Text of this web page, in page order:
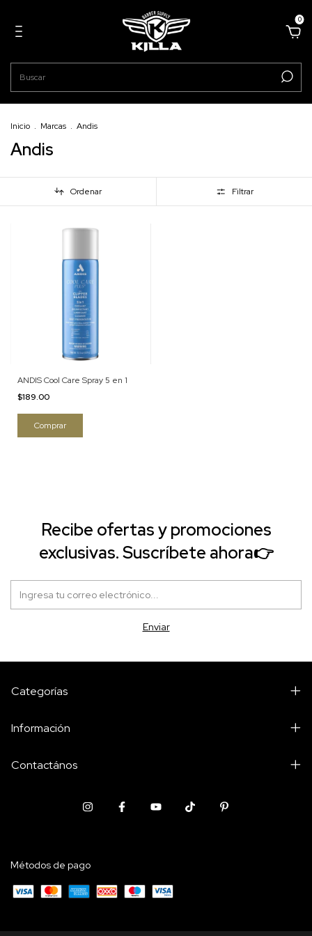
0
Inicio . Marcas . Andis
Andis
Ordenar Filtrar
ANDIS Cool Care Spray 5 en 1
$189.00
Recibe ofertas y promociones
exclusivas. Suscríbete ahora👉
Categorías
Información
Contactános
Métodos de pago